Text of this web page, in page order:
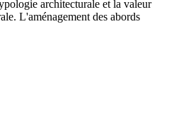
architecturale et la valeur
L'aménagement des abords